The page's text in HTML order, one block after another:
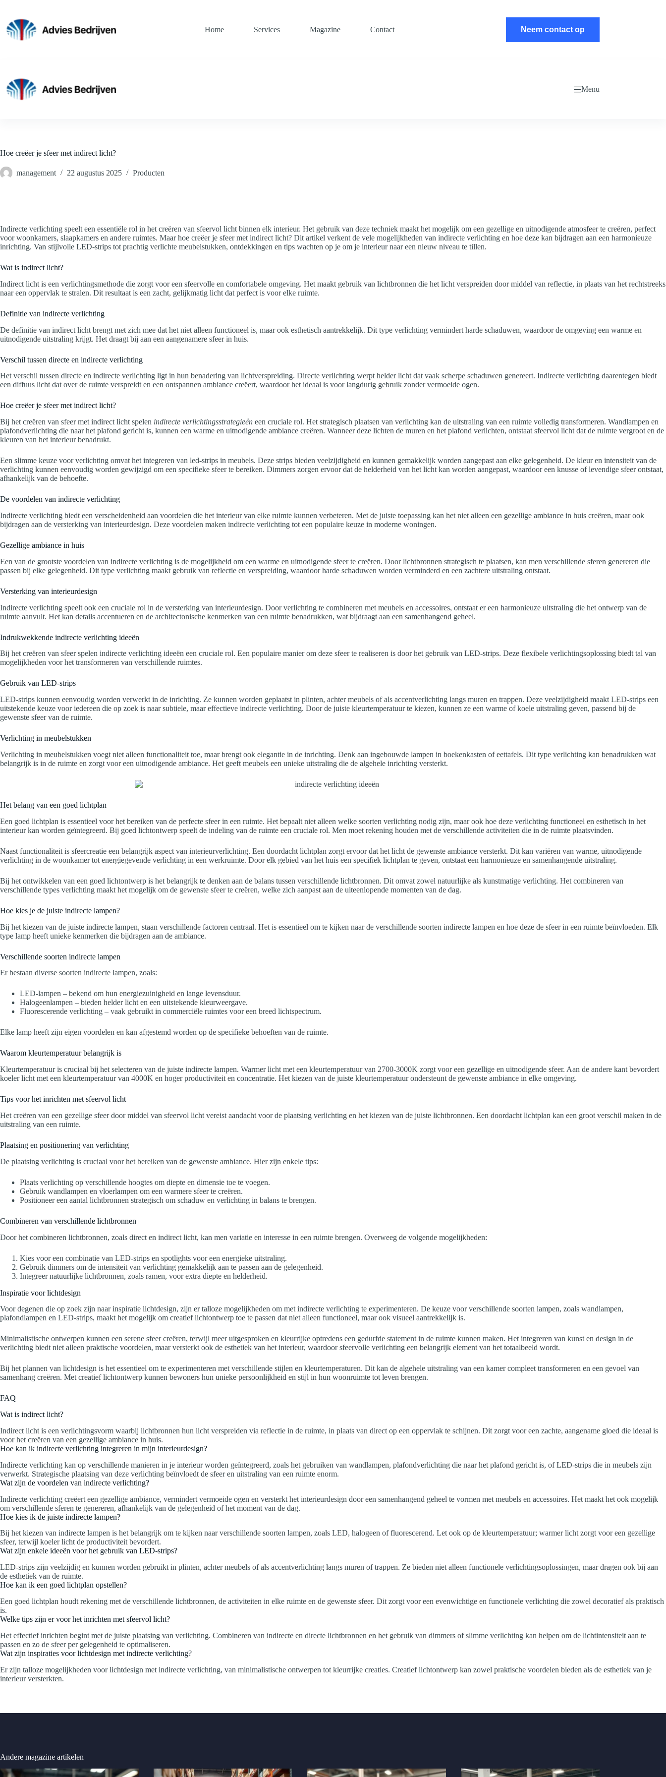
inhoud
Home Services Magazine Contact Neem contact op
Menu
Hoe creëer je sfeer met indirect licht?
management 22 augustus 2025 Producten
Indirecte verlichting speelt een essentiële rol in het creëren van sfeervol licht binnen elk interieur. Het gebruik van deze techniek maakt het mogelijk om een gezellige en uitnodigende atmosfeer te creëren, perfect
voor woonkamers, slaapkamers en andere ruimtes. Maar hoe creëer je sfeer met indirect licht? Dit artikel verkent de vele mogelijkheden van indirecte verlichting en hoe deze kan bijdragen aan een harmonieuze
inrichting. Van stijlvolle LED-strips tot prachtig verlichte meubelstukken, ontdekkingen en tips wachten op je om je interieur naar een nieuw niveau te tillen.
Wat is indirect licht?
Indirect licht is een verlichtingsmethode die zorgt voor een sfeervolle en comfortabele omgeving. Het maakt gebruik van lichtbronnen die het licht verspreiden door middel van reflectie, in plaats van het rechtstreeks
naar een oppervlak te stralen. Dit resultaat is een zacht, gelijkmatig licht dat perfect is voor elke ruimte.
Definitie van indirecte verlichting
De definitie van indirect licht brengt met zich mee dat het niet alleen functioneel is, maar ook esthetisch aantrekkelijk. Dit type verlichting vermindert harde schaduwen, waardoor de omgeving een warme en
uitnodigende uitstraling krijgt. Het draagt bij aan een aangenamere sfeer in huis.
Verschil tussen directe en indirecte verlichting
Het verschil tussen directe en indirecte verlichting ligt in hun benadering van lichtverspreiding. Directe verlichting werpt helder licht dat vaak scherpe schaduwen genereert. Indirecte verlichting daarentegen biedt
een diffuus licht dat over de ruimte verspreidt en een ontspannen ambiance creëert, waardoor het ideaal is voor langdurig gebruik zonder vermoeide ogen.
Hoe creëer je sfeer met indirect licht?
Bij het creëren van sfeer met indirect licht spelen indirecte verlichtingsstrategieën een cruciale rol. Het strategisch plaatsen van verlichting kan de uitstraling van een ruimte volledig transformeren. Wandlampen en
plafondverlichting die naar het plafond gericht is, kunnen een warme en uitnodigende ambiance creëren. Wanneer deze lichten de muren en het plafond verlichten, ontstaat sfeervol licht dat de ruimte vergroot en de
kleuren van het interieur benadrukt.
Een slimme keuze voor verlichting omvat het integreren van led-strips in meubels. Deze strips bieden veelzijdigheid en kunnen gemakkelijk worden aangepast aan elke gelegenheid. De kleur en intensiteit van de
verlichting kunnen eenvoudig worden gewijzigd om een specifieke sfeer te bereiken. Dimmers zorgen ervoor dat de helderheid van het licht kan worden aangepast, waardoor een knusse of levendige sfeer ontstaat,
afhankelijk van de behoefte.
De voordelen van indirecte verlichting
Indirecte verlichting biedt een verscheidenheid aan voordelen die het interieur van elke ruimte kunnen verbeteren. Met de juiste toepassing kan het niet alleen een gezellige ambiance in huis creëren, maar ook
bijdragen aan de versterking van interieurdesign. Deze voordelen maken indirecte verlichting tot een populaire keuze in moderne woningen.
Gezellige ambiance in huis
Een van de grootste voordelen van indirecte verlichting is de mogelijkheid om een warme en uitnodigende sfeer te creëren. Door lichtbronnen strategisch te plaatsen, kan men verschillende sferen genereren die
passen bij elke gelegenheid. Dit type verlichting maakt gebruik van reflectie en verspreiding, waardoor harde schaduwen worden verminderd en een zachtere uitstraling ontstaat.
Versterking van interieurdesign
Indirecte verlichting speelt ook een cruciale rol in de versterking van interieurdesign. Door verlichting te combineren met meubels en accessoires, ontstaat er een harmonieuze uitstraling die het ontwerp van de
ruimte aanvult. Het kan details accentueren en de architectonische kenmerken van een ruimte benadrukken, wat bijdraagt aan een samenhangend geheel.
Indrukwekkende indirecte verlichting ideeën
Bij het creëren van sfeer spelen indirecte verlichting ideeën een cruciale rol. Een populaire manier om deze sfeer te realiseren is door het gebruik van LED-strips. Deze flexibele verlichtingsoplossing biedt tal van
mogelijkheden voor het transformeren van verschillende ruimtes.
Gebruik van LED-strips
LED-strips kunnen eenvoudig worden verwerkt in de inrichting. Ze kunnen worden geplaatst in plinten, achter meubels of als accentverlichting langs muren en trappen. Deze veelzijdigheid maakt LED-strips een
uitstekende keuze voor iedereen die op zoek is naar subtiele, maar effectieve indirecte verlichting. Door de juiste kleurtemperatuur te kiezen, kunnen ze een warme of koele uitstraling geven, passend bij de
gewenste sfeer van de ruimte.
Verlichting in meubelstukken
Verlichting in meubelstukken voegt niet alleen functionaliteit toe, maar brengt ook elegantie in de inrichting. Denk aan ingebouwde lampen in boekenkasten of eettafels. Dit type verlichting kan benadrukken wat
belangrijk is in de ruimte en zorgt voor een uitnodigende ambiance. Het geeft meubels een unieke uitstraling die de algehele inrichting versterkt.
Het belang van een goed lichtplan
Een goed lichtplan is essentieel voor het bereiken van de perfecte sfeer in een ruimte. Het bepaalt niet alleen welke soorten verlichting nodig zijn, maar ook hoe deze verlichting functioneel en esthetisch in het
interieur kan worden geïntegreerd. Bij goed lichtontwerp speelt de indeling van de ruimte een cruciale rol. Men moet rekening houden met de verschillende activiteiten die in de ruimte plaatsvinden.
Naast functionaliteit is sfeercreatie een belangrijk aspect van interieurverlichting. Een doordacht lichtplan zorgt ervoor dat het licht de gewenste ambiance versterkt. Dit kan variëren van warme, uitnodigende
verlichting in de woonkamer tot energiegevende verlichting in een werkruimte. Door elk gebied van het huis een specifiek lichtplan te geven, ontstaat een harmonieuze en samenhangende uitstraling.
Bij het ontwikkelen van een goed lichtontwerp is het belangrijk te denken aan de balans tussen verschillende lichtbronnen. Dit omvat zowel natuurlijke als kunstmatige verlichting. Het combineren van
verschillende types verlichting maakt het mogelijk om de gewenste sfeer te creëren, welke zich aanpast aan de uiteenlopende momenten van de dag.
Hoe kies je de juiste indirecte lampen?
Bij het kiezen van de juiste indirecte lampen, staan verschillende factoren centraal. Het is essentieel om te kijken naar de verschillende soorten indirecte lampen en hoe deze de sfeer in een ruimte beïnvloeden. Elk
type lamp heeft unieke kenmerken die bijdragen aan de ambiance.
Verschillende soorten indirecte lampen
Er bestaan diverse soorten indirecte lampen, zoals:
LED-lampen – bekend om hun energiezuinigheid en lange levensduur.
Halogeenlampen – bieden helder licht en een uitstekende kleurweergave.
Fluorescerende verlichting – vaak gebruikt in commerciële ruimtes voor een breed lichtspectrum.
Elke lamp heeft zijn eigen voordelen en kan afgestemd worden op de specifieke behoeften van de ruimte.
Waarom kleurtemperatuur belangrijk is
Kleurtemperatuur is cruciaal bij het selecteren van de juiste indirecte lampen. Warmer licht met een kleurtemperatuur van 2700-3000K zorgt voor een gezellige en uitnodigende sfeer. Aan de andere kant bevordert
koeler licht met een kleurtemperatuur van 4000K en hoger productiviteit en concentratie. Het kiezen van de juiste kleurtemperatuur ondersteunt de gewenste ambiance in elke omgeving.
Tips voor het inrichten met sfeervol licht
Het creëren van een gezellige sfeer door middel van sfeervol licht vereist aandacht voor de plaatsing verlichting en het kiezen van de juiste lichtbronnen. Een doordacht lichtplan kan een groot verschil maken in de
uitstraling van een ruimte.
Plaatsing en positionering van verlichting
De plaatsing verlichting is cruciaal voor het bereiken van de gewenste ambiance. Hier zijn enkele tips:
Plaats verlichting op verschillende hoogtes om diepte en dimensie toe te voegen.
Gebruik wandlampen en vloerlampen om een warmere sfeer te creëren.
Positioneer een aantal lichtbronnen strategisch om schaduw en verlichting in balans te brengen.
Combineren van verschillende lichtbronnen
Door het combineren lichtbronnen, zoals direct en indirect licht, kan men variatie en interesse in een ruimte brengen. Overweeg de volgende mogelijkheden:
Kies voor een combinatie van LED-strips en spotlights voor een energieke uitstraling.
Gebruik dimmers om de intensiteit van verlichting gemakkelijk aan te passen aan de gelegenheid.
Integreer natuurlijke lichtbronnen, zoals ramen, voor extra diepte en helderheid.
Inspiratie voor lichtdesign
Voor degenen die op zoek zijn naar inspiratie lichtdesign, zijn er talloze mogelijkheden om met indirecte verlichting te experimenteren. De keuze voor verschillende soorten lampen, zoals wandlampen,
plafondlampen en LED-strips, maakt het mogelijk om creatief lichtontwerp toe te passen dat niet alleen functioneel, maar ook visueel aantrekkelijk is.
Minimalistische ontwerpen kunnen een serene sfeer creëren, terwijl meer uitgesproken en kleurrijke optredens een gedurfde statement in de ruimte kunnen maken. Het integreren van kunst en design in de
verlichting biedt niet alleen praktische voordelen, maar versterkt ook de esthetiek van het interieur, waardoor sfeervolle verlichting een belangrijk element van het totaalbeeld wordt.
Bij het plannen van lichtdesign is het essentieel om te experimenteren met verschillende stijlen en kleurtemperaturen. Dit kan de algehele uitstraling van een kamer compleet transformeren en een gevoel van
samenhang creëren. Met creatief lichtontwerp kunnen bewoners hun unieke persoonlijkheid en stijl in hun woonruimte tot leven brengen.
FAQ
Wat is indirect licht?
Indirect licht is een verlichtingsvorm waarbij lichtbronnen hun licht verspreiden via reflectie in de ruimte, in plaats van direct op een oppervlak te schijnen. Dit zorgt voor een zachte, aangename gloed die ideaal is
voor het creëren van een gezellige ambiance in huis.
Hoe kan ik indirecte verlichting integreren in mijn interieurdesign?
Indirecte verlichting kan op verschillende manieren in je interieur worden geïntegreerd, zoals het gebruiken van wandlampen, plafondverlichting die naar het plafond gericht is, of LED-strips die in meubels zijn
verwerkt. Strategische plaatsing van deze verlichting beïnvloedt de sfeer en uitstraling van een ruimte enorm.
Wat zijn de voordelen van indirecte verlichting?
Indirecte verlichting creëert een gezellige ambiance, vermindert vermoeide ogen en versterkt het interieurdesign door een samenhangend geheel te vormen met meubels en accessoires. Het maakt het ook mogelijk
om verschillende sferen te genereren, afhankelijk van de gelegenheid of het moment van de dag.
Hoe kies ik de juiste indirecte lampen?
Bij het kiezen van indirecte lampen is het belangrijk om te kijken naar verschillende soorten lampen, zoals LED, halogeen of fluorescerend. Let ook op de kleurtemperatuur; warmer licht zorgt voor een gezellige
sfeer, terwijl koeler licht de productiviteit bevordert.
Wat zijn enkele ideeën voor het gebruik van LED-strips?
LED-strips zijn veelzijdig en kunnen worden gebruikt in plinten, achter meubels of als accentverlichting langs muren of trappen. Ze bieden niet alleen functionele verlichtingsoplossingen, maar dragen ook bij aan
de esthetiek van de ruimte.
Hoe kan ik een goed lichtplan opstellen?
Een goed lichtplan houdt rekening met de verschillende lichtbronnen, de activiteiten in elke ruimte en de gewenste sfeer. Dit zorgt voor een evenwichtige en functionele verlichting die zowel decoratief als praktisch
is.
Welke tips zijn er voor het inrichten met sfeervol licht?
Het effectief inrichten begint met de juiste plaatsing van verlichting. Combineren van indirecte en directe lichtbronnen en het gebruik van dimmers of slimme verlichting kan helpen om de lichtintensiteit aan te
passen en zo de sfeer per gelegenheid te optimaliseren.
Wat zijn inspiraties voor lichtdesign met indirecte verlichting?
Er zijn talloze mogelijkheden voor lichtdesign met indirecte verlichting, van minimalistische ontwerpen tot kleurrijke creaties. Creatief lichtontwerp kan zowel praktische voordelen bieden als de esthetiek van je
interieur versterkten.
Andere magazine artikelen